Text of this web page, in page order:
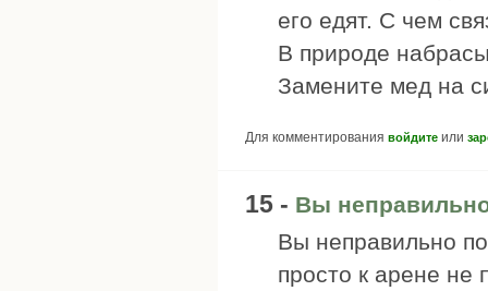
его едят. С чем
В природе
Замените мед на
Для комментирования войдите или
15 - Вы
Вы неправильно
просто к арене не